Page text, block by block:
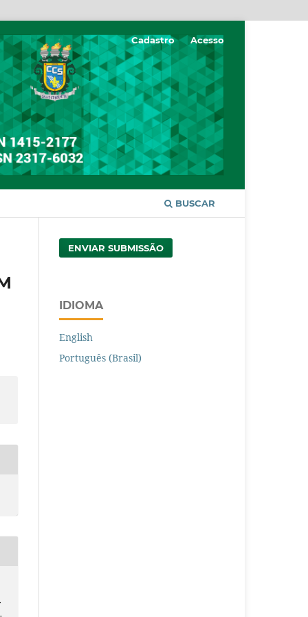
BUSCAR
Cadastro Acesso
ENVIAR SUBMISSÃO
IDIOMA
English
Português (Brasil)